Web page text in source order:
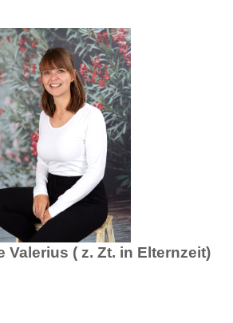
Valerius ( z. Zt. in Elternzeit)